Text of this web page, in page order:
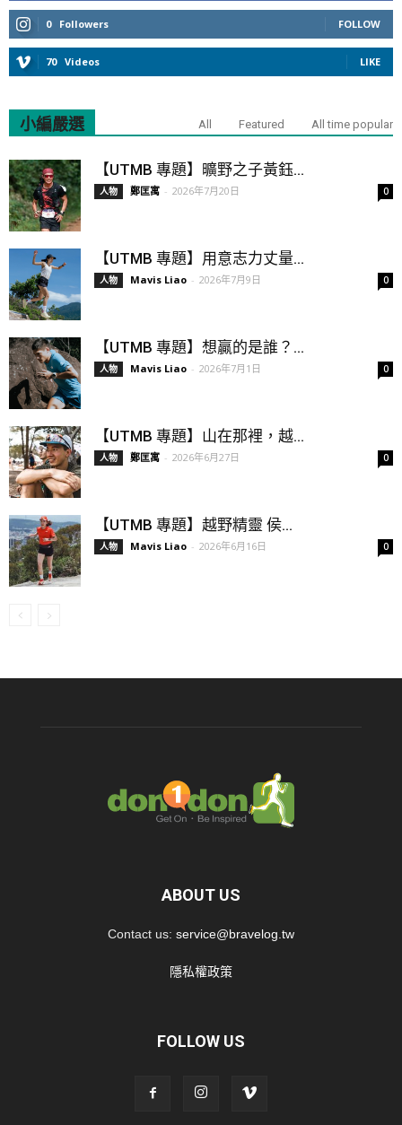
0 Followers FOLLOW
70 Videos LIKE
小編嚴選 All Featured All time popular
【UTMB 專題】曠野之子黃鈺...
人物 鄭匡寓 - 2026年7月20日 0
【UTMB 專題】用意志力丈量...
人物 Mavis Liao - 2026年7月9日 0
【UTMB 專題】想贏的是誰？...
人物 Mavis Liao - 2026年7月1日 0
【UTMB 專題】山在那裡，越...
人物 鄭匡寓 - 2026年6月27日 0
【UTMB 專題】越野精靈 侯...
人物 Mavis Liao - 2026年6月16日 0
ABOUT US
Contact us: service@bravelog.tw
隱私權政策
FOLLOW US